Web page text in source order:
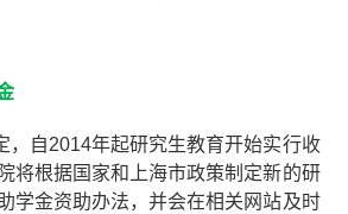
，自2014年起研究生教育开始实行收
将根据国家和上海市政策制定新的研
学金资助办法，并会在相关网站及时